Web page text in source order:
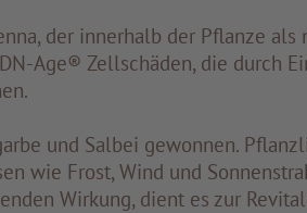
der innerhalb der Pflanze als
Age® Zellschäden, die durch
und Salbei gewonnen.
wie Frost, Wind und
Wirkung, dient es zur